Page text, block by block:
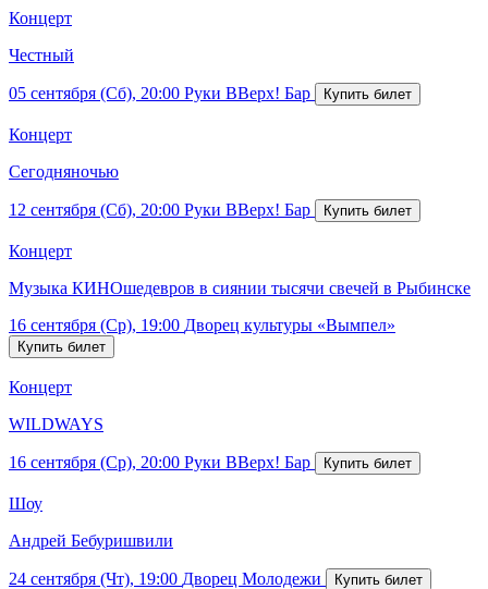
Концерт
Честный
05 сентября (Сб), 20:00 Руки ВВерх! Бар
Концерт
Сегодняночью
12 сентября (Сб), 20:00 Руки ВВерх! Бар
Концерт
Музыка КИНОшедевров в сиянии тысячи свечей в Рыбинске
16 сентября (Ср), 19:00 Дворец культуры «Вымпел»
Концерт
WILDWAYS
16 сентября (Ср), 20:00 Руки ВВерх! Бар
Шоу
Андрей Бебуришвили
24 сентября (Чт), 19:00 Дворец Молодежи